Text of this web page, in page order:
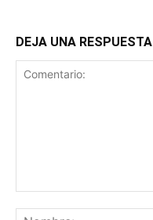
DEJA UNA RESPUESTA